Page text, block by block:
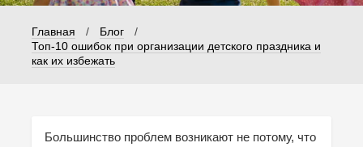
Главная / Блог
/
Топ-10 ошибок при организации детского праздника и
как их избежать
Большинство проблем возникают не потому, что